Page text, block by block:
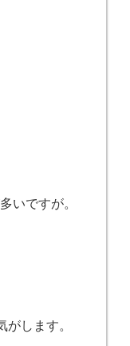
いですが。
がします。